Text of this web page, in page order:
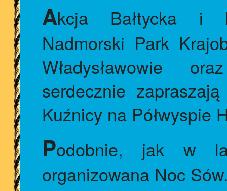
Akcja Bałtycka i
Nadmorski Park
Władysławowie
serdecznie
Kuźnicy na Półwyspie
Podobnie, jak w
organizowana Noc